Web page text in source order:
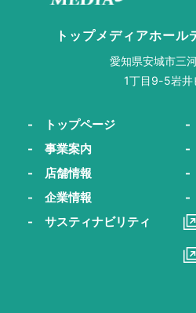
トップメディアホール
愛知県安城市三
1丁目9-5岩井
- トップページ
- 事業案内
- 店舗情報
- 企業情報
- サスティナビリティ
-
-
-
-